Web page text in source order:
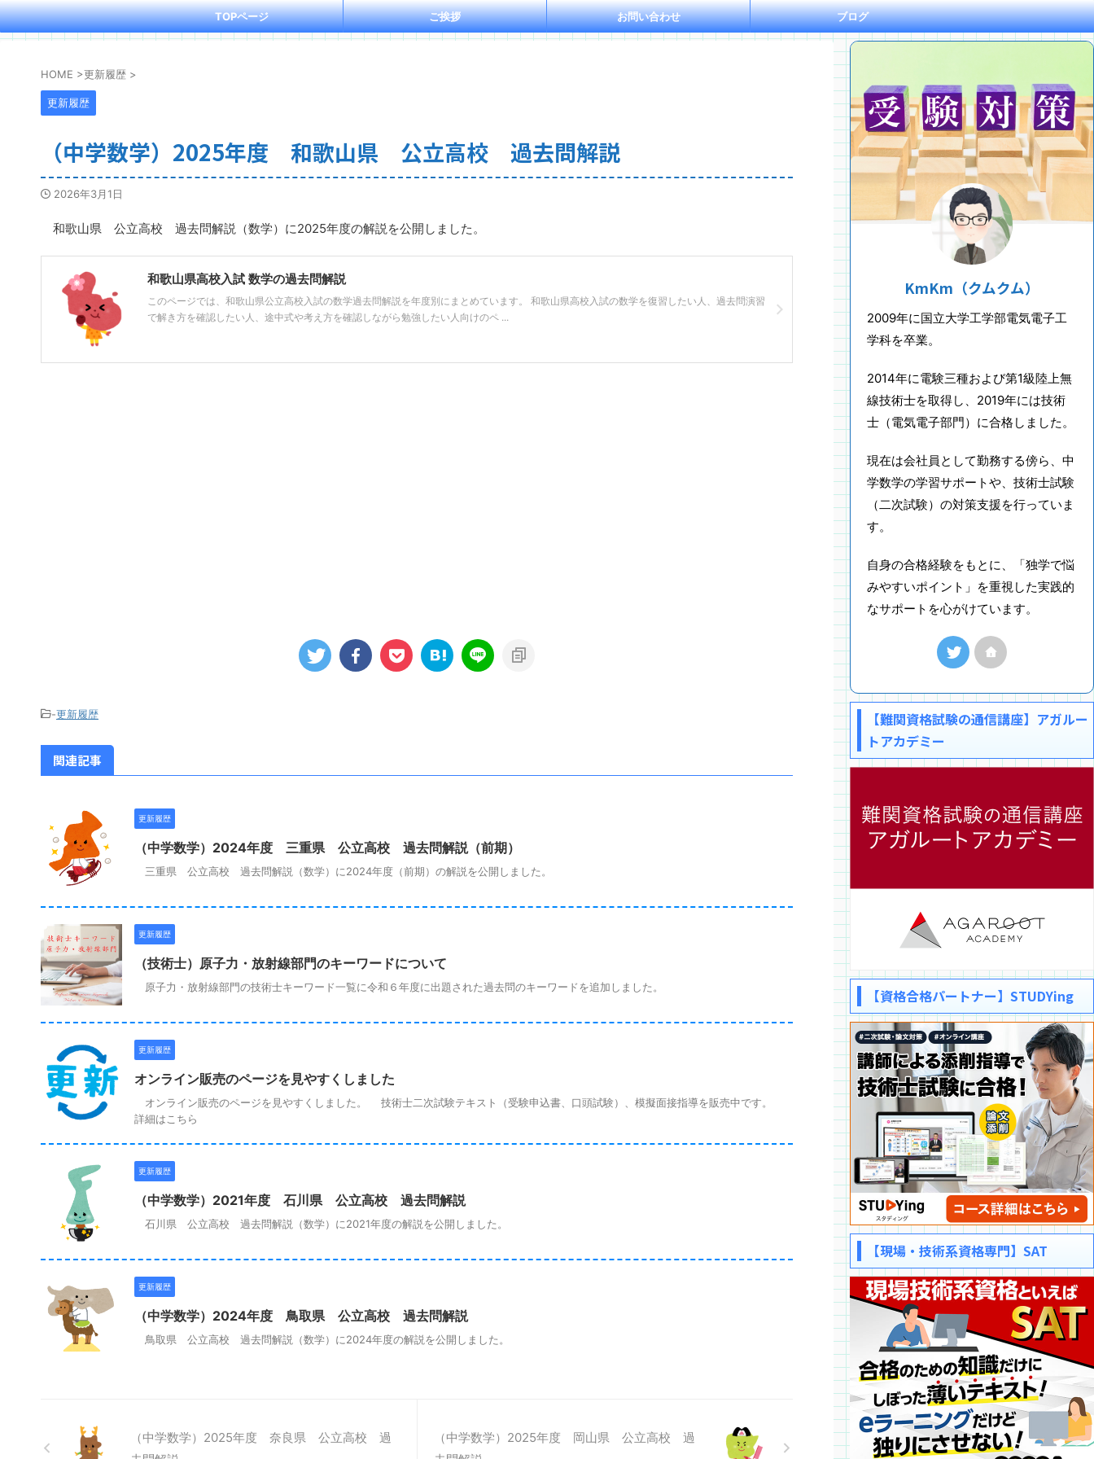
TOPページ ご挨拶 お問い合わせ ブログ
HOME >更新履歴 >
更新履歴
（中学数学）2025年度 和歌山県 公立高校 過去問解説
2026年3月1日
和歌山県 公立高校 過去問解説（数学）に2025年度の解説を公開しました。
和歌山県高校入試 数学の過去問解説
このページでは、和歌山県公立高校入試の数学過去問解説を年度別にまとめています。 和歌山県高校入試の数学を復習したい人、過去問演習
で解き方を確認したい人、途中式や考え方を確認しながら勉強したい人向けのペ ...
-更新履歴
関連記事
更新履歴
（中学数学）2024年度 三重県 公立高校 過去問解説（前期）
三重県 公立高校 過去問解説（数学）に2024年度（前期）の解説を公開しました。
更新履歴
（技術士）原子力・放射線部門のキーワードについて
原子力・放射線部門の技術士キーワード一覧に令和６年度に出題された過去問のキーワードを追加しました。
更新履歴
オンライン販売のページを見やすくしました
オンライン販売のページを見やすくしました。 技術士二次試験テキスト（受験申込書、口頭試験）、模擬面接指導を販売中です。
詳細はこちら
更新履歴
（中学数学）2021年度 石川県 公立高校 過去問解説
石川県 公立高校 過去問解説（数学）に2021年度の解説を公開しました。
更新履歴
（中学数学）2024年度 鳥取県 公立高校 過去問解説
鳥取県 公立高校 過去問解説（数学）に2024年度の解説を公開しました。
（中学数学）2025年度 奈良県 公立高校 過
（中学数学）2025年度 岡山県 公立高校 過
KmKm（クムクム）
2009年に国立大学工学部電気電子工
学科を卒業。
2014年に電験三種および第1級陸上無
線技術士を取得し、2019年には技術
士（電気電子部門）に合格しました。
現在は会社員として勤務する傍ら、中
学数学の学習サポートや、技術士試験
（二次試験）の対策支援を行っていま
す。
自身の合格経験をもとに、「独学で悩
みやすいポイント」を重視した実践的
なサポートを心がけています。
【難関資格試験の通信講座】アガルー
トアカデミー
【資格合格パートナー】STUDYing
【現場・技術系資格専門】SAT